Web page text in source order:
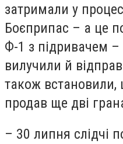
затримали у
Боєприпас – а це
Ф-1 з підривачем –
вилучили й
також встановили,
продав ще дві
– 30 липня слідчі